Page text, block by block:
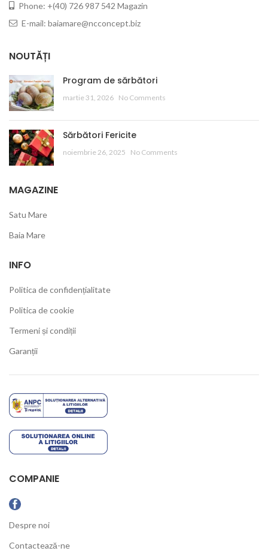
Phone: +(40) 726 987 542 Magazin
E-mail: baiamare@ncconcept.biz
NOUTĂȚI
Program de sărbători
martie 31, 2026 No Comments
Sărbători Fericite
noiembrie 26, 2025 No Comments
MAGAZINE
Satu Mare
Baia Mare
INFO
Politica de confidențialitate
Politica de cookie
Termeni și condiții
Garanții
COMPANIE
Despre noi
Contactează-ne